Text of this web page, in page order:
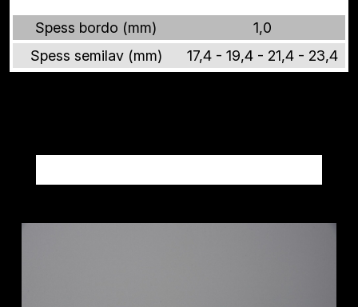
Spess bordo (mm)
1,0
Spess semilav (mm)
17,4 - 19,4 - 21,4 - 23,4
Altri prodotti FENIX